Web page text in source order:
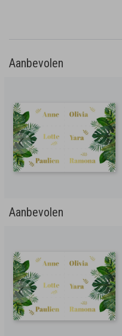
Aanbevolen
Aanbevolen